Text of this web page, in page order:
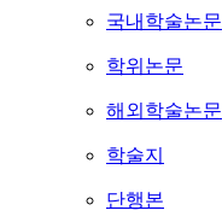
국내학술논문
학위논문
해외학술논문
학술지
단행본